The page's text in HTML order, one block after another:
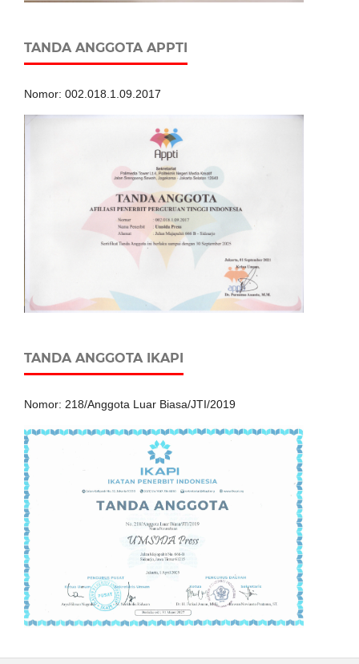
TANDA ANGGOTA APPTI
Nomor: 002.018.1.09.2017
TANDA ANGGOTA IKAPI
Nomor: 218/Anggota Luar Biasa/JTI/2019